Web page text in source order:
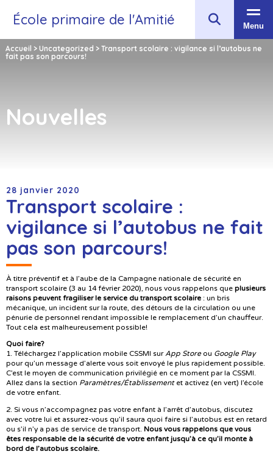
École primaire de l'Amitié Menu
Accueil > Uncategorized > Transport scolaire : vigilance si l’autobus ne
fait pas son parcours!
Nouvelles
28 janvier 2020
Transport scolaire :
vigilance si l’autobus ne fait
pas son parcours!
À titre préventif et à l’aube de la Campagne nationale de sécurité en
transport scolaire (3 au 14 février 2020), nous vous rappelons que plusieurs
raisons peuvent fragiliser le service du transport scolaire : un bris
mécanique, un incident sur la route, des détours de la circulation ou une
pénurie de personnel rendant impossible le remplacement d’un chauffeur.
Tout cela est malheureusement possible!
Quoi faire?
1. Téléchargez l’application mobile CSSMI surApp Store ou Google Play
pour qu’un message d’alerte vous soit envoyé le plus rapidement possible.
C’est le moyen de communication privilégié en ce moment par la CSSMI.
Allez dans la section Paramètres/Établissementet activez (en vert) l’école
de votre enfant.
2. Si vous n’accompagnez pas votre enfant à l’arrêt d’autobus, discutez
avec votre lui et assurez-vous qu’il saura quoi faire si l’autobus est en retard
ou s’il n’y a pas de service de transport. Nous vous rappelons que vous
êtes responsable de la sécurité de votre enfant jusqu’à ce qu’il monte à
bord de l’autobus scolaire.